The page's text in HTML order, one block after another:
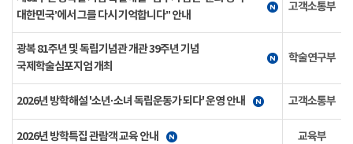
대한민국’에서 그를 다시 기억합니다” 안내
고객소통부
광복 81주년 및 독립기념관 개관 39주년 기념
국제학술심포지엄 개최
학술연구부
2026년 방학해설 '소년·소녀 독립운동가 되다' 운영 안내 고객소통부
2026년 방학특집 관람객 교육 안내 교육부